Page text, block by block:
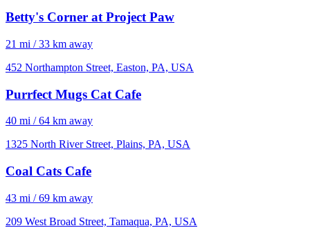
Betty's Corner at Project Paw
21 mi / 33 km away
452 Northampton Street, Easton, PA, USA
Purrfect Mugs Cat Cafe
40 mi / 64 km away
1325 North River Street, Plains, PA, USA
Coal Cats Cafe
43 mi / 69 km away
209 West Broad Street, Tamaqua, PA, USA